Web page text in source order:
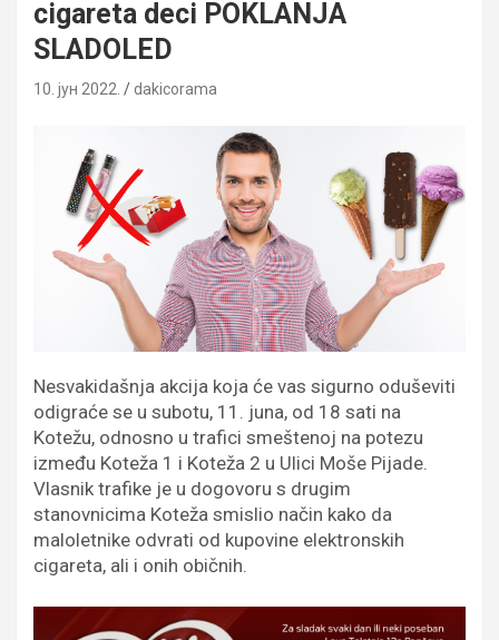
cigareta deci POKLANJA
SLADOLED
10. јун 2022. dakicorama
Nesvakidašnja akcija koja će vas sigurno oduševiti
odigraće se u subotu, 11. juna, od 18 sati na
Kotežu, odnosno u trafici smeštenoj na potezu
između Koteža 1 i Koteža 2 u Ulici Moše Pijade.
Vlasnik trafike je u dogovoru s drugim
stanovnicima Koteža smislio način kako da
maloletnike odvrati od kupovine elektronskih
cigareta, ali i onih običnih.